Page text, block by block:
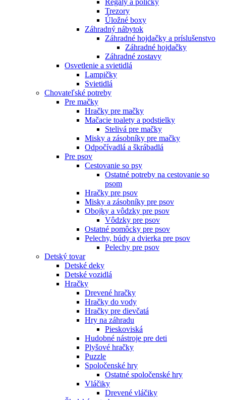
Regály a poličky
Trezory
Úložné boxy
Záhradný nábytok
Záhradné hojdačky a príslušenstvo
Záhradné hojdačky
Záhradné zostavy
Osvetlenie a svietidlá
Lampičky
Svietidlá
Chovateľské potreby
Pre mačky
Hračky pre mačky
Mačacie toalety a podstielky
Stelivá pre mačky
Misky a zásobníky pre mačky
Odpočívadlá a škrábadlá
Pre psov
Cestovanie so psy
Ostatné potreby na cestovanie so
psom
Hračky pre psov
Misky a zásobníky pre psov
Obojky a vôdzky pre psov
Vôdzky pre psov
Ostatné pomôcky pre psov
Pelechy, búdy a dvierka pre psov
Pelechy pre psov
Detský tovar
Detské deky
Detské vozidlá
Hračky
Drevené hračky
Hračky do vody
Hračky pre dievčatá
Hry na záhradu
Pieskoviská
Hudobné nástroje pre deti
Plyšové hračky
Puzzle
Spoločenské hry
Ostatné spoločenské hry
Vláčiky
Drevené vláčiky